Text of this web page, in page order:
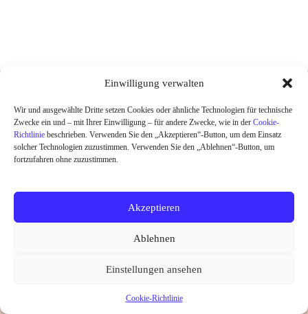
Einwilligung verwalten
Wir und ausgewählte Dritte setzen Cookies oder ähnliche Technologien für technische
Zwecke ein und – mit Ihrer Einwilligung – für andere Zwecke, wie in der Cookie-
Richtlinie beschrieben. Verwenden Sie den „Akzeptieren“-Button, um dem Einsatz
solcher Technologien zuzustimmen. Verwenden Sie den „Ablehnen“-Button, um
fortzufahren ohne zuzustimmen.
Akzeptieren
Ablehnen
Einstellungen ansehen
Cookie-Richtlinie
DESIGNED UND HANDGEDRUCKT IN
HOME
SHOP
ABOUT
Widerrufsrecht Datenschutz AGB
Kontakt
Cookie-Richtlinie (EU)